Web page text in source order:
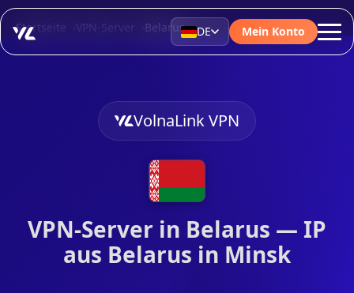
DE Mein Konto
Startseite VPN-Server Belarus
VolnaLink VPN
VPN-Server in Belarus — IP
aus Belarus in Minsk